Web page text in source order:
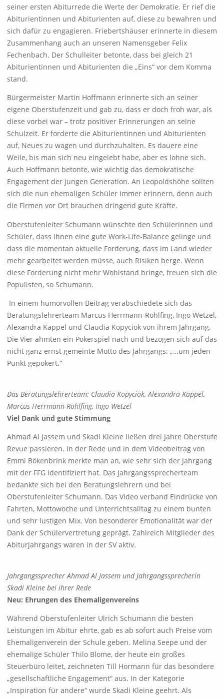
seiner ersten Abiturrede die Werte der Demokratie. Er rief die
Abiturientinnen und Abiturienten auf, diese zu bewahren und
sich dafür zu engagieren. Friebertshäuser erinnerte in diesem
Zusammenhang auch an unseren Namensgeber Felix
Fechenbach. Der Schulleiter betonte, dass bei gleich 21
Abiturientinnen und Abiturienten die „Eins“ vor dem Komma
stand.
Bürgermeister Martin Hoffmann erinnerte sich an seiner
eigene Oberstufenzeit und gab zu, dass er doch froh war, als
diese vorbei war – trotz positiver Erinnerungen an seine
Schulzeit. Er forderte die Abiturientinnen und Abiturienten
auf, Neues zu wagen und durchzuhalten. Es dauere eine
Weile, bis man sich neu eingelebt habe, aber es lohne sich.
Auch Hoffmann betonte, wie wichtig das demokratische
Engagement der jungen Generation. An Leopoldshöhe sollten
sich die nun ehemaligen Schüler immer erinnern, denn auch
die Firmen vor Ort brauchen dringend gute Kräfte.
Oberstufenleiter Schumann wünschte den Schülerinnen und
Schüler, dass Ihnen eine gute Work-Life-Balance gelinge und
dass die momentan aktuelle Forderung, dass im Land wieder
mehr gearbeitet werden müsse, auch Risiken berge. Wenn
diese Forderung nicht mehr Wohlstand bringe, freuen sich die
Populisten, so Schumann.
In einem humorvollen Beitrag verabschiedete sich das
Beratungslehrerteam Marcus Herrmann-Rohlfing, Ingo Wetzel,
Alexandra Kappel und Claudia Kopyciok von ihrem Jahrgang.
Die Vier ahmten ein Pokerspiel nach und bezogen sich auf das
nicht ganz ernst gemeinte Motto des Jahrgangs: „…um jeden
Punkt gepokert.“
Das Beratungslehrerteam: Claudia Kopyciok, Alexandra Kappel,
Marcus Herrmann-Rohlfing, Ingo Wetzel
Viel Dank und gute Stimmung
Ahmad Al Jassem und Skadi Kleine ließen drei Jahre Oberstufe
Revue passieren. In der Rede und in dem Videobeitrag von
Emmi Bökenbrink merkte man an, wie sehr sich der Jahrgang
mit der FFG identifiziert hat. Das Jahrgangssprecherteam
bedankte sich bei den Beratungslehrern und bei
Oberstufenleiter Schumann. Das Video verband Eindrücke von
Fahrten, Mottowoche und Unterrichtsalltag zu einem bunten
und sehr lustigen Mix. Von besonderer Emotionalität war der
Dank der Schülervertretung geprägt. Zahlreich Mitglieder des
Abiturjahrgangs waren in der SV aktiv.
Jahrgangssprecher Ahmad Al Jassem und Jahrgangssprecherin
Skadi Kleine bei ihrer Rede
Neu: Ehrungen des Ehemaligenvereins
Während Oberstufenleiter Ulrich Schumann die besten
Leistungen im Abitur ehrte, gab es ab sofort auch Preise vom
Ehemaligenverein der Schule geben. Melina Seepe und der
ehemalige Schüler Thilo Blome, der heute ein großes
Steuerbüro leitet, zeichneten Till Hormann für das besondere
„gesellschaftliche Engagement“ aus. In der Kategorie
„Inspiration für andere“ wurde Skadi Kleine geehrt. Als